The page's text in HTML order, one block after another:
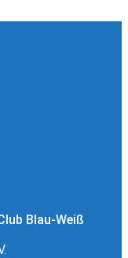
Blau-Weiß